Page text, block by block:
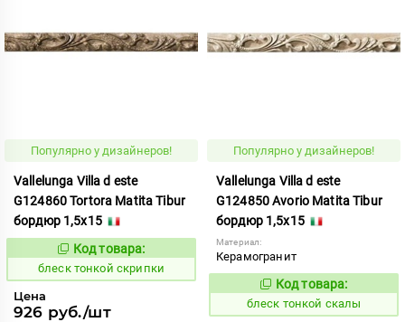
Популярно у дизайнеров!
Vallelunga Villa d este
G124860 Tortora Matita Tibur
бордюр 1,5x15
44092
Код товара:
блеск тонкой скрипки
Цена
926 руб./шт
Популярно у дизайнеров!
Vallelunga Villa d este
G124850 Avorio Matita Tibur
бордюр 1,5x15
Материал:
Керамогранит
44091
Код товара:
блеск тонкой скалы